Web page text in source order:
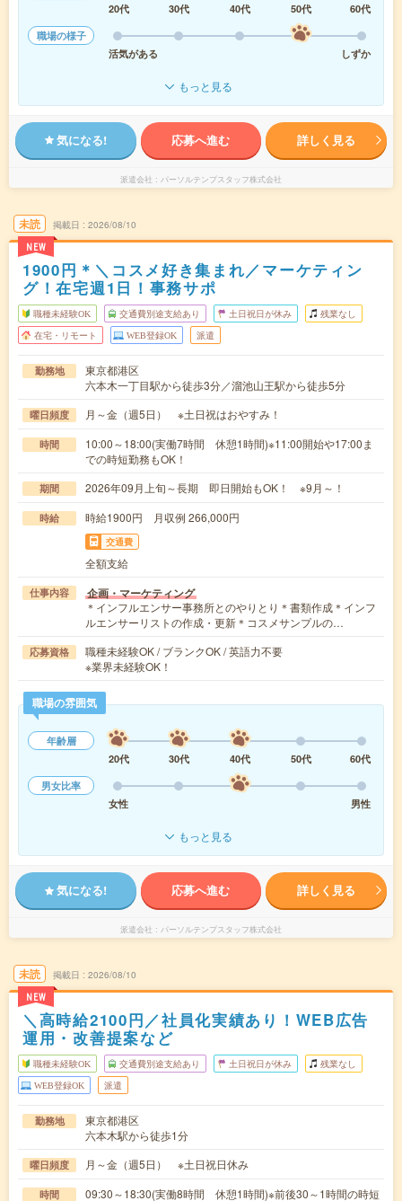
20代
30代 40代 50代
60代
職場の様子
活気がある
しずか
もっと見る
気になる! 応募へ進む 詳しく見る
派遣会社 パーソルテンプスタッフ株式会社
未読
NEW
掲載日 2026/08/10
1900円＊＼コスメ好き集まれ／マーケティン
グ！在宅週1日！事務サポ
職種未経験OK 交通費別途支給あり 土日祝日が休み 残業なし
在宅・リモート WEB登録OK 派遣
勤務地
東京都港区
六本木一丁目駅から徒歩3分／溜池山王駅から徒歩5分
曜日頻度 月～金（週5日） ※土日祝はおやすみ！
時間
10:00～18:00(実働7時間 休憩1時間)※11:00開始や17:00ま
での時短勤務もOK！
期間 2026年09月上旬～長期 即日開始もOK！ ※9月～！
時給 時給1900円 月収例 266,000円
交通費
全額支給
仕事内容 企画・マーケティング
＊インフルエンサー事務所とのやりとり＊書類作成＊インフ
ルエンサーリストの作成・更新＊コスメサンプルの…
応募資格
職種未経験OK / ブランクOK / 英語力不要
※業界未経験OK！
職場の雰囲気
年齢層
20代
30代 40代 50代
60代
男女比率
女性
男性
もっと見る
気になる! 応募へ進む 詳しく見る
派遣会社 パーソルテンプスタッフ株式会社
未読
NEW
掲載日 2026/08/10
＼高時給2100円／社員化実績あり！WEB広告
運用・改善提案など
職種未経験OK 交通費別途支給あり 土日祝日が休み 残業なし
WEB登録OK 派遣
勤務地
東京都港区
六本木駅から徒歩1分
曜日頻度 月～金（週5日） ※土日祝日休み
時間 09:30～18:30(実働8時間 休憩1時間)※前後30～1時間の時短